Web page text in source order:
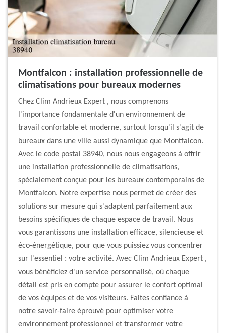
Montfalcon : installation professionnelle de
climatisations pour bureaux modernes
Chez Clim Andrieux Expert , nous comprenons
l'importance fondamentale d'un environnement de
travail confortable et moderne, surtout lorsqu'il s'agit de
bureaux dans une ville aussi dynamique que Montfalcon.
Avec le code postal 38940, nous nous engageons à offrir
une installation professionnelle de climatisations,
spécialement conçue pour les bureaux contemporains de
Montfalcon. Notre expertise nous permet de créer des
solutions sur mesure qui s'adaptent parfaitement aux
besoins spécifiques de chaque espace de travail. Nous
vous garantissons une installation efficace, silencieuse et
éco-énergétique, pour que vous puissiez vous concentrer
sur l'essentiel : votre activité. Avec Clim Andrieux Expert ,
vous bénéficiez d'un service personnalisé, où chaque
détail est pris en compte pour assurer le confort optimal
de vos équipes et de vos visiteurs. Faites confiance à
notre savoir-faire éprouvé pour optimiser votre
environnement professionnel et transformer votre